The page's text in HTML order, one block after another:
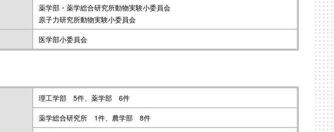
薬学部・薬学総合研究所動物実験小委員会
原子力研究所動物実験小委員会
医学部小委員会
理工学部 5件、薬学部 6件
薬学総合研究所 1件、農学部 8件